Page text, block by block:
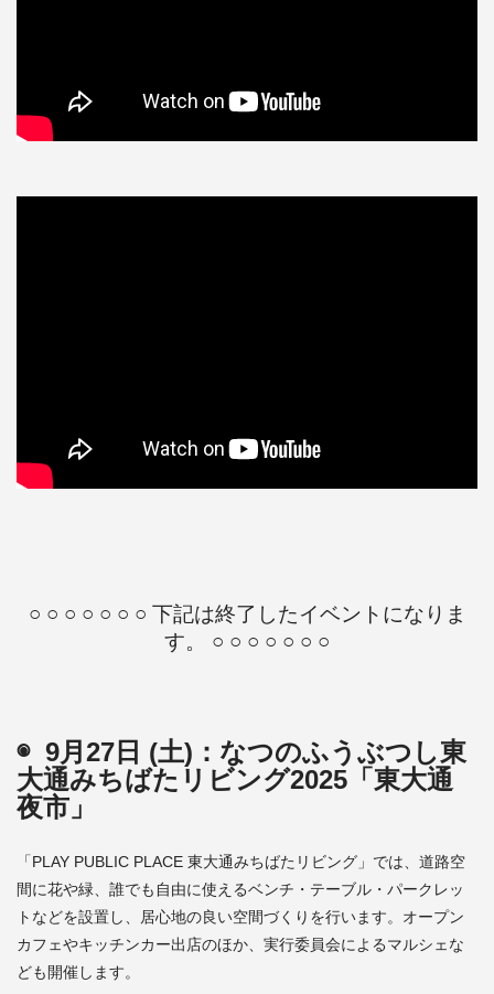
○ ○ ○ ○ ○ ○ ○ 下記は終了したイベントになりま
す。 ○ ○ ○ ○ ○ ○ ○
◉ 9月27日 (土)：なつのふうぶつし東
大通みちばたリビング2025「東大通
夜市」
「PLAY PUBLIC PLACE 東大通みちばたリビング」では、道路空
間に花や緑、誰でも自由に使えるベンチ・テーブル・パークレッ
トなどを設置し、居心地の良い空間づくりを行います。オープン
カフェやキッチンカー出店のほか、実行委員会によるマルシェな
ども開催します。